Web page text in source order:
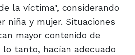
la víctima", considerando
niña y mujer. Situaciones
mayor contenido de
tanto, hacían adecuado